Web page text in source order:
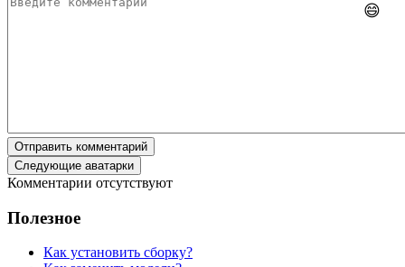
😄
Отправить комментарий
Следующие аватарки
Комментарии отсутствуют
Полезное
Как установить сборку?